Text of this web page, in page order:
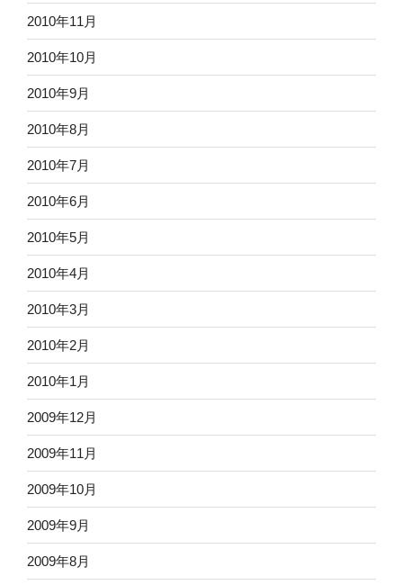
2010年11月
2010年10月
2010年9月
2010年8月
2010年7月
2010年6月
2010年5月
2010年4月
2010年3月
2010年2月
2010年1月
2009年12月
2009年11月
2009年10月
2009年9月
2009年8月